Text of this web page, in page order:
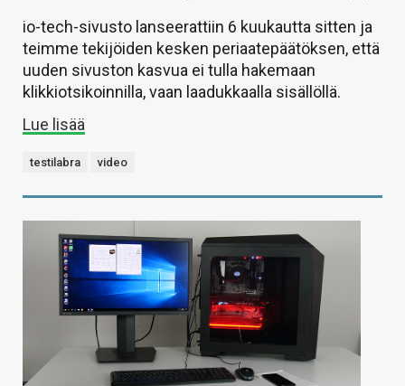
io-tech-sivusto lanseerattiin 6 kuukautta sitten ja
teimme tekijöiden kesken periaatepäätöksen, että
uuden sivuston kasvua ei tulla hakemaan
klikkiotsikoinnilla, vaan laadukkaalla sisällöllä.
Lue lisää
testilabra video